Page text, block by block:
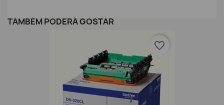
TAMBÉM PODERÁ GOSTAR
favorite_border